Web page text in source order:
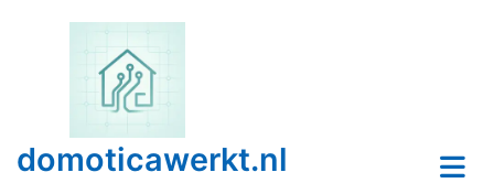
domoticawerkt.nl